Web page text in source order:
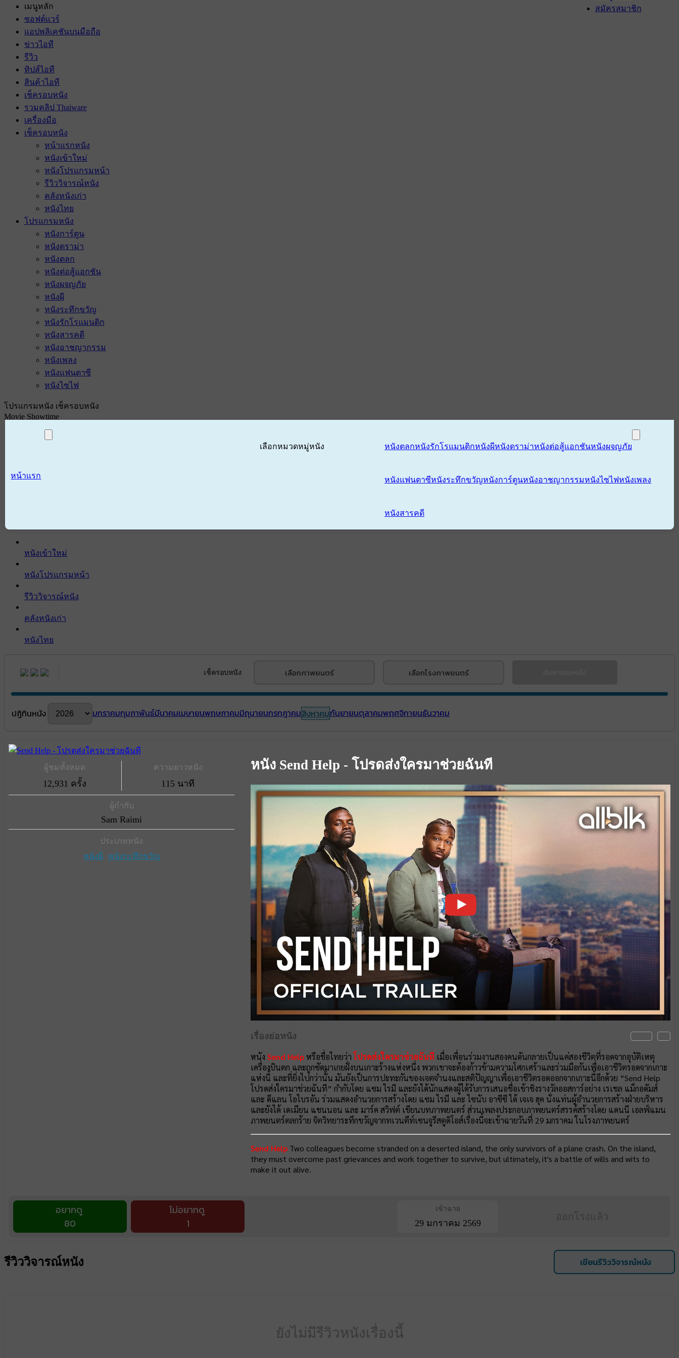
สมัครสมาชิก
เมนูหลัก
ซอฟต์แวร์
แอปพลิเคชันบนมือถือ
ข่าวไอที
รีวิว
ทิปส์ไอที
สินค้าไอที
เช็ครอบหนัง
รวมคลิป Thaiware
เครื่องมือ
เช็ครอบหนัง
หน้าแรกหนัง
หนังเข้าใหม่
หนังโปรแกรมหน้า
รีวิววิจารณ์หนัง
คลังหนังเก่า
หนังไทย
โปรแกรมหนัง
หนังการ์ตูน
หนังดราม่า
หนังตลก
หนังต่อสู้แอกชัน
หนังผจญภัย
หนังผี
หนังระทึกขวัญ
หนังรักโรแมนติก
หนังสารคดี
หนังอาชญากรรม
หนังเพลง
หนังแฟนตาซี
หนังไซไฟ
โปรแกรมหนัง เช็ครอบหนัง
Movie Showtime
หน้าแรก
เลือกหมวดหมู่หนัง หนังตลกหนังรักโรแมนติกหนังผีหนังดราม่าหนังต่อสู้แอกชันหนังผจญภัย
หนังแฟนตาซีหนังระทึกขวัญหนังการ์ตูนหนังอาชญากรรมหนังไซไฟหนังเพลง
หนังสารคดี
หนังเข้าใหม่
หนังโปรแกรมหน้า
รีวิววิจารณ์หนัง
คลังหนังเก่า
หนังไทย
เช็ครอบหนัง เลือกภาพยนตร์ เลือกโรงภาพยนตร์
ปฎิทินหนัง มกราคมกุมภาพันธ์มีนาคมเมษายนพฤษภาคมมิถุนายนกรกฎาคมสิงหาคมกันยายนตุลาคมพฤศจิกายนธันวาคม
ผู้ชมทั้งหมด
12,931 ครั้ง
ความยาวหนัง
115 นาที
ผู้กำกับ
Sam Raimi
ประเภทหนัง
หนังผี
หนังระทึกขวัญ
หนัง Send Help - โปรดส่งใครมาช่วยฉันที
เรื่องย่อหนัง
หนังSend Help หรือชื่อไทยว่าโปรดส่งใครมาช่วยฉันที เมื่อเพื่อนร่วมงานสองคนดันกลายเป็นแค่สองชีวิตที่รอดจากอุบัติเหตุ
เครื่องบินตก และถูกซัดมาเกยฝั่งบนเกาะร้างแห่งหนึ่ง พวกเขาจะต้องก้าวข้ามความโศกเศร้าและร่วมมือกันเพื่อเอาชีวิตรอดจากเกาะ
แห่งนี้ และที่ยิ่งไปกว่านั้น มันยังเป็นการปะทะกันของเจตจำนงและสติปัญญาเพื่อเอาชีวิตรอดออกจากเกาะนี้อีกด้วย “Send Help
โปรดส่งใครมาช่วยฉันที” กำกับโดย แซม ไรมี และยังได้นักแสดงผู้ได้รับการเสนอชื่อเข้าชิงรางวัลออสการ์อย่าง เรเชล แม็กอดัมส์
และ ดีแลน โอไบรอัน ร่วมแสดงอำนวยการสร้างโดย แซม ไรมี และ ไซนับ อาซีซี ได้ เจเจ ฮุค นั่งแท่นผู้อำนวยการสร้างฝ่ายบริหาร
และยังได้ เดเมียน แชนนอน และ มาร์ค สวิฟต์ เขียนบทภาพยนตร์ ส่วนเพลงประกอบภาพยนตร์สรรค์สร้างโดย แดนนี เอลฟ์แมน
ภาพยนตร์ตลกร้าย จิตวิทยาระทึกขวัญจากทเวนตีท์เซนจูรีสตูดิโอส์เรื่องนี้จะเข้าฉายวันที่ 29 มกราคม ในโรงภาพยนตร์
Send Help Two colleagues become stranded on a deserted island, the only survivors of a plane crash. On the island,
they must overcome past grievances and work together to survive, but ultimately, it's a battle of wills and wits to
make it out alive.
อยากดู
80
ไม่อยากดู
1
เข้าฉาย
29 มกราคม 2569
รีวิววิจารณ์หนัง เขียนรีวิววิจารณ์หนัง
ยังไม่มีรีวิวหนังเรื่องนี้